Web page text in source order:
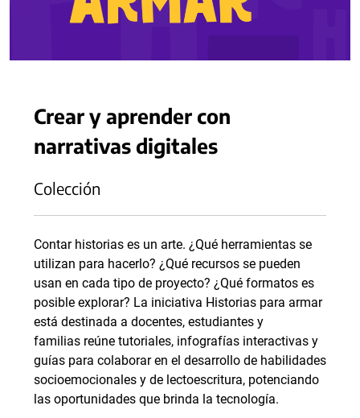
Crear y aprender con
narrativas digitales
Colección
Contar historias es un arte. ¿Qué herramientas se
utilizan para hacerlo? ¿Qué recursos se pueden
usan en cada tipo de proyecto? ¿Qué formatos es
posible explorar? La iniciativa Historias para armar
está destinada a docentes, estudiantes y
familias reúne tutoriales, infografías interactivas y
guías para colaborar en el desarrollo de habilidades
socioemocionales y de lectoescritura, potenciando
las oportunidades que brinda la tecnología.